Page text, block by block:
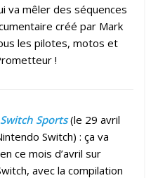
va mêler des séquences
créé par Mark
les pilotes, motos et
!
Sports(le 29 avril
Switch) : ça va
ce mois d’avril sur
avec la compilation